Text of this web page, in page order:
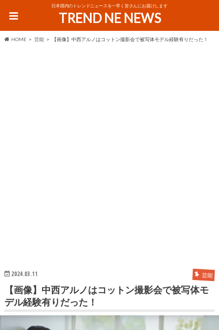
日本国内のトレンドニュースを一早く皆さんにお届けします
TREND NE NEWS
HOME 芸能 【画像】中西アルノはコットン撮影会で被写体モデル経験有りだった！
2024.03.11 芸能
【画像】中西アルノはコットン撮影会で被写体モ
デル経験有りだった！